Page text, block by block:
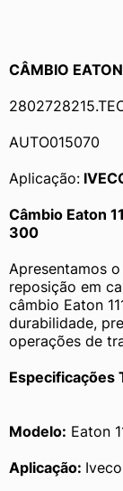
CÂMBIO
AUTO015070
Aplicação:
Câmbio Eaton
300
Apresentamos
reposição em
câmbio Eaton
durabilidade,
operações de
Especificações
Modelo: Eaton
Aplicação: